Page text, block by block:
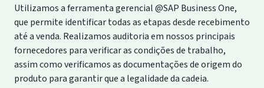
Utilizamos a ferramenta gerencial @SAP Business One,
que permite identificar todas as etapas desde recebimento
até a venda. Realizamos auditoria em nossos principais
fornecedores para verificar as condições de trabalho,
assim como verificamos as documentações de origem do
produto para garantir que a legalidade da cadeia.